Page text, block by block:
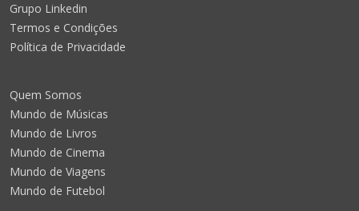
Grupo Linkedin
Termos e Condições
Política de Privacidade
Quem Somos
Mundo de Músicas
Mundo de Livros
Mundo de Cinema
Mundo de Viagens
Mundo de Futebol